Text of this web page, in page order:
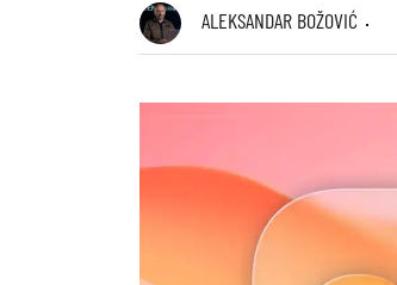
ALEKSANDAR BOŽOVIĆ